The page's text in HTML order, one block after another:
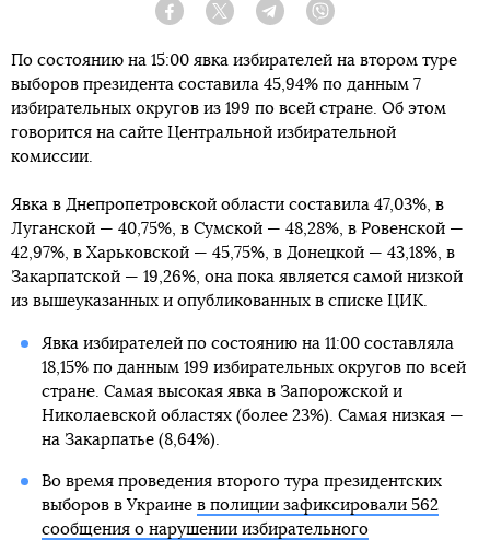
Facebook Twitter Telegram
По состоянию на 15:00 явка избирателей на втором туре
выборов президента составила 45,94% по данным 7
избирательных округов из 199 по всей стране. Об этом
говорится на сайте Центральной избирательной
комиссии.
Явка в Днепропетровской области составила 47,03%, в
Луганской — 40,75%, в Сумской — 48,28%, в Ровенской —
42,97%, в Харьковской — 45,75%, в Донецкой — 43,18%, в
Закарпатской — 19,26%, она пока является самой низкой
из вышеуказанных и опубликованных в списке ЦИК.
Явка избирателей по состоянию на 11:00 составляла
18,15% по данным 199 избирательных округов по всей
стране. Самая высокая явка в Запорожской и
Николаевской областях (более 23%). Самая низкая —
на Закарпатье (8,64%).
Во время проведения второго тура президентских
выборов в Украине в полиции зафиксировали 562
сообщения о нарушении избирательного